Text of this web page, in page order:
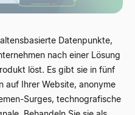
Datenpunkte,
nach einer Lösung
löst. Es gibt sie in fünf
auf Ihrer Website, anonyme
Surges, technografische